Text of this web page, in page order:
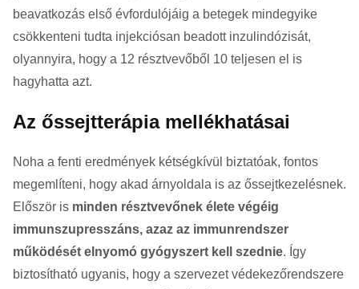
beavatkozás első évfordulójáig a betegek mindegyike
csökkenteni tudta injekciósan beadott inzulindózisát,
olyannyira, hogy a 12 résztvevőből 10 teljesen el is
hagyhatta azt.
Az őssejtterápia mellékhatásai
Noha a fenti eredmények kétségkívül biztatóak, fontos
megemlíteni, hogy akad árnyoldala is az őssejtkezelésnek.
Először is minden résztvevőnek élete végéig
immunszupresszáns, azaz az immunrendszer
működését elnyomó gyógyszert kell szednie. Így
biztosítható ugyanis, hogy a szervezet védekezőrendszere